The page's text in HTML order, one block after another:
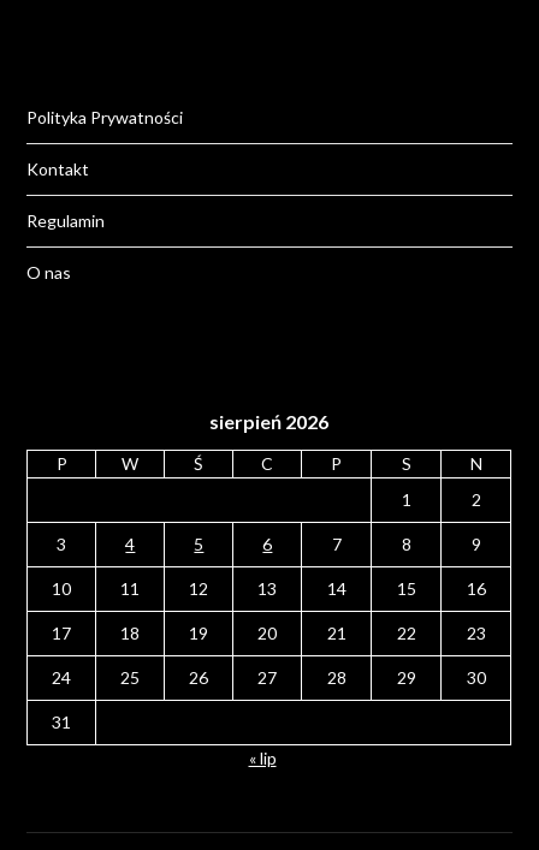
Polityka Prywatności
Kontakt
Regulamin
O nas
sierpień 2026
P W Ś C P S
N
1
2
3 4 5 6 7 8 9
10 11 12 13 14 15 16
17 18 19 20 21 22 23
24 25 26 27 28 29 30
31
« lip